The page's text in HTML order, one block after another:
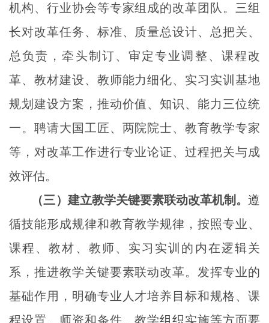
机构、行业协会等专家组成的改革团队。三组
长对改革任务、标准、质量总设计、总把关、
总负责，牵头制订、审定专业调整、课程改
革、教材建设、教师能力细化、实习实训基地
规划建设方案，推动价值、知识、能力三位统
一。聘请大国工匠、两院院士、教育教学专家
等，对改革工作进行专业论证、过程把关与成
效评估。
（三）建立教学关键要素联动改革机制。 遵
循技能形成规律和教育教学规律，按照专业、
课程、教材、教师、实习实训的内在逻辑关
系，推进教学关键要素联动改革。发挥专业的
基础作用，明确专业人才培养目标和规格、课
程设置、师资和条件、教学组织实施等方面要